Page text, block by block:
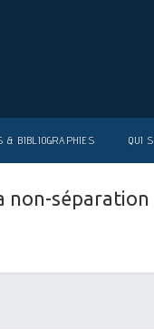
& BIBLIOGRAPHIES QUI